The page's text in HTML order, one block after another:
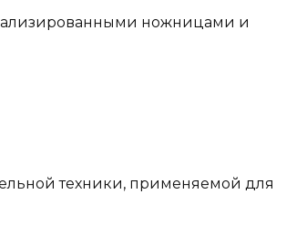
ножницами и
техники, применяемой для